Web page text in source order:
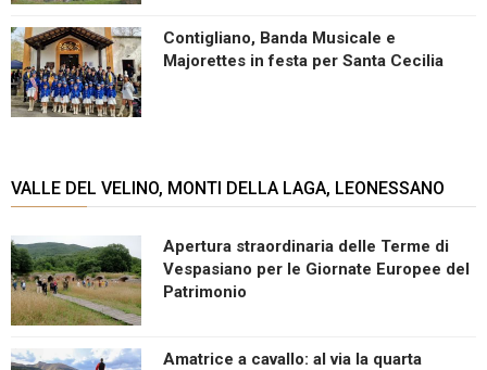
Contigliano, Banda Musicale e
Majorettes in festa per Santa Cecilia
VALLE DEL VELINO, MONTI DELLA LAGA, LEONESSANO
Apertura straordinaria delle Terme di
Vespasiano per le Giornate Europee del
Patrimonio
Amatrice a cavallo: al via la quarta